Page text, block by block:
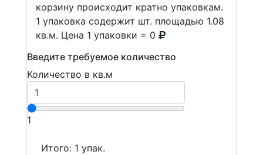
корзину происходит кратно упаковкам.
1 упаковка содержит шт. площадью 1.08
кв.м. Цена 1 упаковки = 0
Введите требуемое количество
Количество в кв.м
1
Итого: 1 упак.